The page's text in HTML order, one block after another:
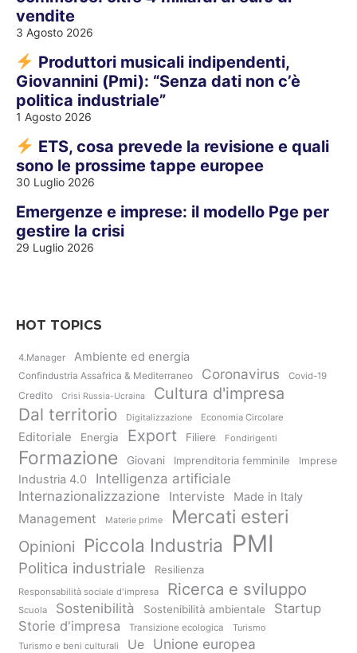
vendite
3 Agosto 2026
Produttori musicali indipendenti,
Giovannini (Pmi): “Senza dati non c’è
politica industriale”
1 Agosto 2026
ETS, cosa prevede la revisione e quali
sono le prossime tappe europee
30 Luglio 2026
Emergenze e imprese: il modello Pge per
gestire la crisi
29 Luglio 2026
HOT TOPICS
4.Manager Ambiente ed energia
Confindustria Assafrica & Mediterraneo Coronavirus Covid-19
Credito Crisi Russia-Ucraina Cultura d'impresa
Dal territorio Digitalizzazione Economia Circolare
Editoriale Energia Export Filiere Fondirigenti
Formazione Giovani Imprenditoria femminile Imprese
Industria 4.0
Intelligenza artificiale
Internazionalizzazione
Interviste Made in Italy
Management Materie prime Mercati esteri
Opinioni Piccola Industria PMI
Politica industriale Resilienza
Responsabilità sociale d'impresa Ricerca e sviluppo
Scuola Sostenibilità Sostenibilità ambientale
Startup
Storie d'impresa
Transizione ecologica
Turismo
Turismo e beni culturali
Ue Unione europea